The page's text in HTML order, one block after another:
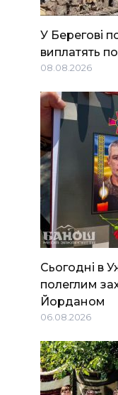
У Берегові
виплатять
08.08.2026
Сьогодні в
полеглим
Йорданом
06.08.2026